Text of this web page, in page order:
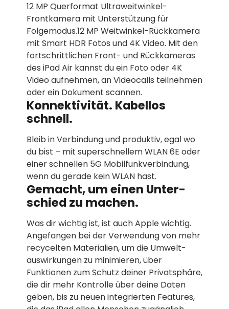
12 MP Querformat Ultraweitwinkel-
Frontkamera mit Unterstützung für
Folgemodus.12 MP Weitwinkel-Rückkamera
mit Smart HDR Fotos und 4K Video. Mit den
fortschrittlichen Front- und Rückkameras
des iPad Air kannst du ein Foto oder 4K
Video aufnehmen, an Videocalls teilnehmen
oder ein Dokument scannen.
Konnektivität. Kabellos
schnell.
Bleib in Verbindung und produktiv, egal wo
du bist – mit superschnellem WLAN 6E oder
einer schnellen 5G Mobilfunk­verbindung,
wenn du gerade kein WLAN hast.
Gemacht, um einen Unter­
schied zu machen.
Was dir wichtig ist, ist auch Apple wichtig.
Angefangen bei der Verwen­dung von mehr
recycelten Materialien, um die Umwelt­­
auswirkungen zu minimieren, über
Funktionen zum Schutz deiner Privat­sphäre,
die dir mehr Kontrolle über deine Daten
geben, bis zu neuen integrierten Features,